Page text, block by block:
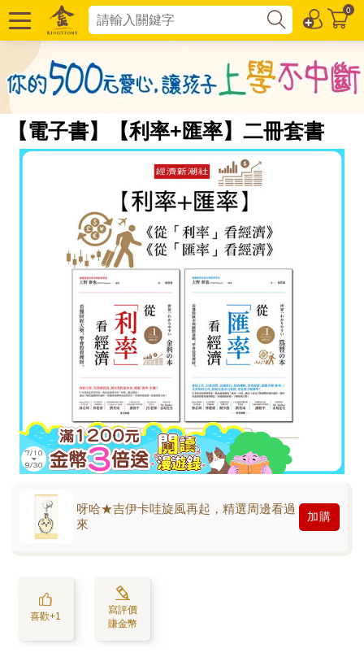
0
【電子書】【利率+匯率】二冊套書
呀哈★吉伊卡哇旋風再起，精選周邊看過
來
加購
喜歡+1
寫評價
賺金幣